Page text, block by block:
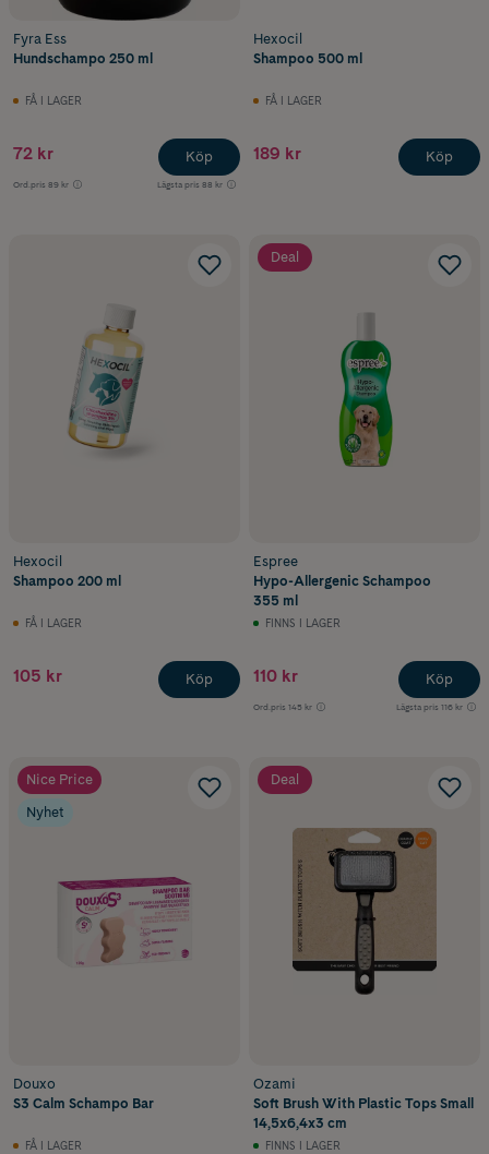
Fyra Ess
Hundschampo 250 ml
FÅ I LAGER
72 kr
Ord.pris 89 kr Lägsta pris 88 kr
Köp
Hexocil
Shampoo 500 ml
FÅ I LAGER
189 kr Köp
Hexocil
Shampoo 200 ml
FÅ I LAGER
105 kr Köp
Deal
Espree
Hypo-Allergenic Schampoo
355 ml
FINNS I LAGER
110 kr
Ord.pris 145 kr Lägsta pris 116 kr
Köp
Nice Price
Nyhet
Douxo
S3 Calm Schampo Bar
FÅ I LAGER
Deal
Ozami
Soft Brush With Plastic Tops Small
14,5x6,4x3 cm
FINNS I LAGER